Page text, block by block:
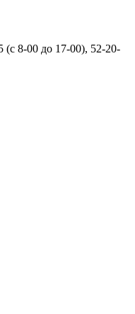
8-00 до 17-00), 52-20-